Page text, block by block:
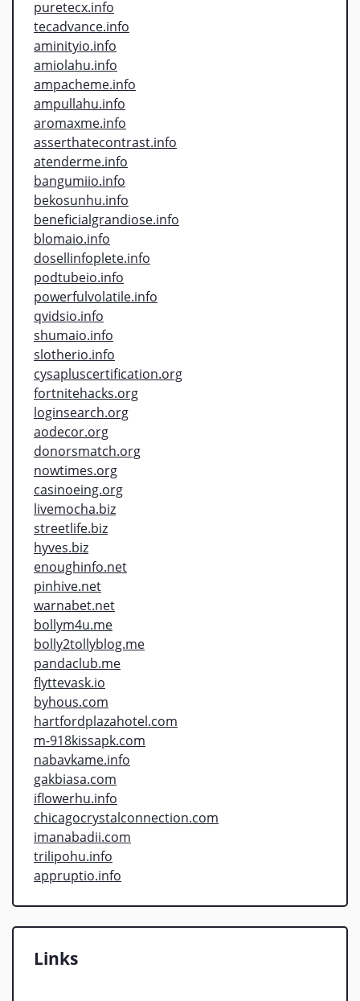
puretecx.info
tecadvance.info
aminityio.info
amiolahu.info
ampacheme.info
ampullahu.info
aromaxme.info
asserthatecontrast.info
atenderme.info
bangumiio.info
bekosunhu.info
beneficialgrandiose.info
blomaio.info
dosellinfoplete.info
podtubeio.info
powerfulvolatile.info
qvidsio.info
shumaio.info
slotherio.info
cysapluscertification.org
fortnitehacks.org
loginsearch.org
aodecor.org
donorsmatch.org
nowtimes.org
casinoeing.org
livemocha.biz
streetlife.biz
hyves.biz
enoughinfo.net
pinhive.net
warnabet.net
bollym4u.me
bolly2tollyblog.me
pandaclub.me
flyttevask.io
byhous.com
hartfordplazahotel.com
m-918kissapk.com
nabavkame.info
gakbiasa.com
iflowerhu.info
chicagocrystalconnection.com
imanabadii.com
trilipohu.info
appruptio.info
Links